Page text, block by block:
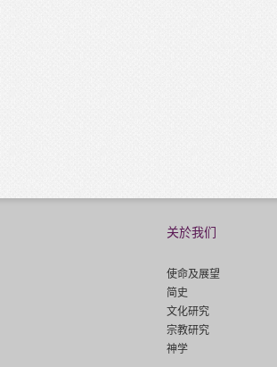
关於我们
使命及展望
简史
文化研究
宗教研究
神学